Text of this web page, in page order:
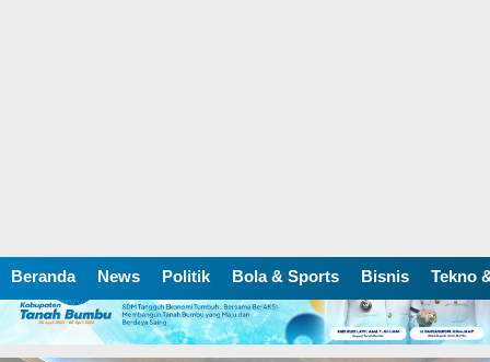
Beranda News Politik Bola & Sports Bisnis Tekno